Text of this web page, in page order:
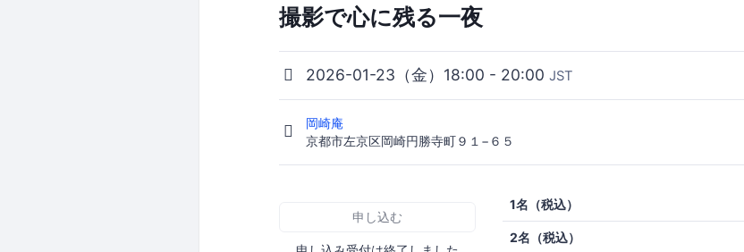
撮影で心に残る一夜
2026-01-23（金）18:00 - 20:00 JST
岡崎庵
京都市左京区岡崎円勝寺町９１−６５
申し込む
1名（税込）
2名（税込）